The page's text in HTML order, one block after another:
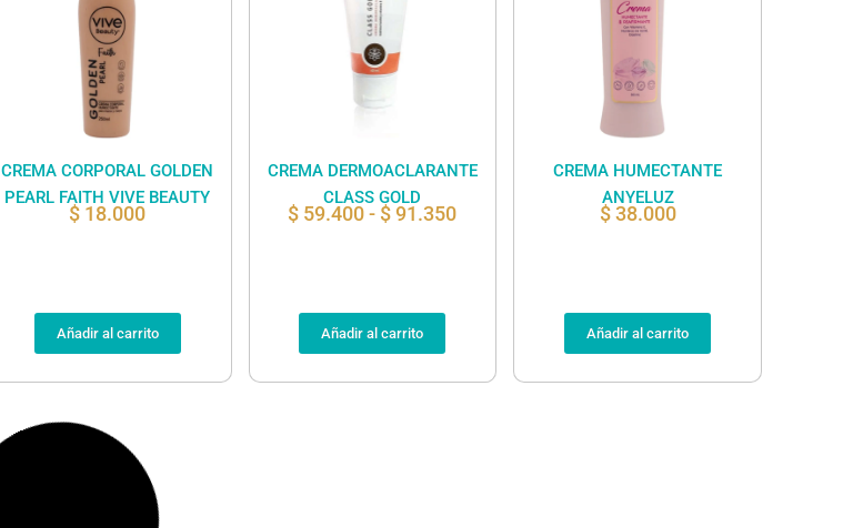
CREMA CORPORAL GOLDEN
PEARL FAITH VIVE BEAUTY
$ 18.000
Añadir al carrito
CREMA DERMOACLARANTE
CLASS GOLD
$ 59.400 - $91.350
Añadir al carrito
CREMA HUMECTANTE
ANYELUZ
$38.000
Añadir al carrito